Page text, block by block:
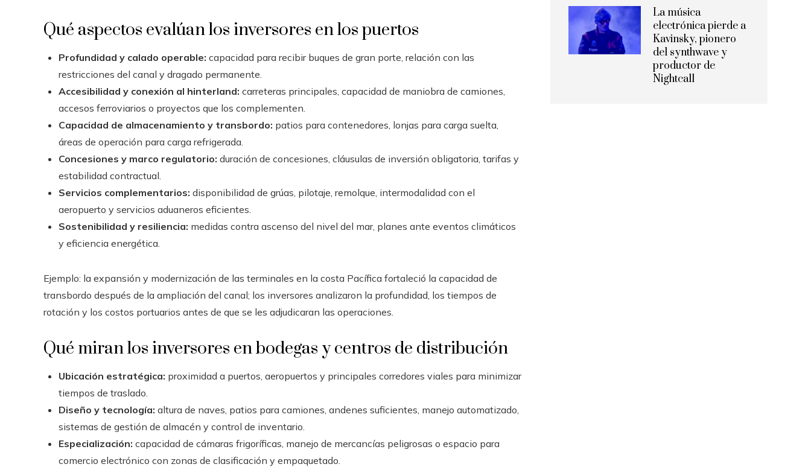
Qué aspectos evalúan los inversores en los puertos
Profundidad y calado operable: capacidad para recibir buques de gran porte, relación con las
restricciones del canal y dragado permanente.
Accesibilidad y conexión al hinterland: carreteras principales, capacidad de maniobra de camiones,
accesos ferroviarios o proyectos que los complementen.
Capacidad de almacenamiento y transbordo: patios para contenedores, lonjas para carga suelta,
áreas de operación para carga refrigerada.
Concesiones y marco regulatorio: duración de concesiones, cláusulas de inversión obligatoria, tarifas y
estabilidad contractual.
Servicios complementarios: disponibilidad de grúas, pilotaje, remolque, intermodalidad con el
aeropuerto y servicios aduaneros eficientes.
Sostenibilidad y resiliencia: medidas contra ascenso del nivel del mar, planes ante eventos climáticos
y eficiencia energética.
Ejemplo: la expansión y modernización de las terminales en la costa Pacífica fortaleció la capacidad de
transbordo después de la ampliación del canal; los inversores analizaron la profundidad, los tiempos de
rotación y los costos portuarios antes de que se les adjudicaran las operaciones.
Qué miran los inversores en bodegas y centros de distribución
Ubicación estratégica: proximidad a puertos, aeropuertos y principales corredores viales para minimizar
tiempos de traslado.
Diseño y tecnología: altura de naves, patios para camiones, andenes suficientes, manejo automatizado,
sistemas de gestión de almacén y control de inventario.
Especialización: capacidad de cámaras frigoríficas, manejo de mercancías peligrosas o espacio para
comercio electrónico con zonas de clasificación y empaquetado.
La música
electrónica pierde a
Kavinsky, pionero
del synthwave y
productor de
Nightcall